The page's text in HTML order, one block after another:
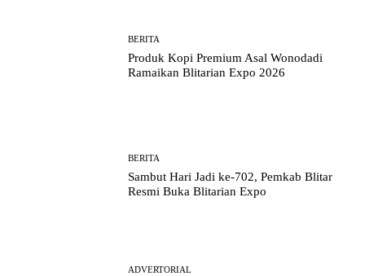
BERITA
Produk Kopi Premium Asal Wonodadi
Ramaikan Blitarian Expo 2026
BERITA
Sambut Hari Jadi ke-702, Pemkab Blitar
Resmi Buka Blitarian Expo
ADVERTORIAL